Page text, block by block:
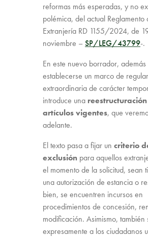
reformas más esperadas, y no
polémica, del actual Reglamento
Extranjería RD 1155/2024, de
noviembre – SP/LEG/43799-.
En este nuevo borrador, además
establecerse un marco de
extraordinaria de carácter
introduce una
artículos vigentes, que
adelante.
El texto pasa a fijar un criterio
exclusión para aquellos
el momento de la solicitud, sean
una autorización de estancia o
bien, se encuentren incursos en
procedimientos de concesión,
modificación. Asimismo, también
expresamente a los ciudadanos